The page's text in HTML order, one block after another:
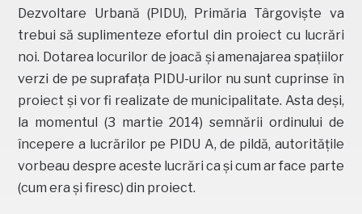
Dezvoltare Urbană (PIDU), Primăria Târgoviște va
trebui să suplimenteze efortul din proiect cu lucrări
noi. Dotarea locurilor de joacă și amenajarea spațiilor
verzi de pe suprafața PIDU-urilor nu sunt cuprinse în
proiect și vor fi realizate de municipalitate. Asta deși,
la momentul (3 martie 2014) semnării ordinului de
începere a lucrărilor pe PIDU A, de pildă, autoritățile
vorbeau despre aceste lucrări ca și cum ar face parte
(cum era și firesc) din proiect.